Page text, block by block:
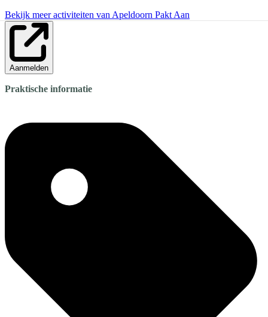
Bekijk meer activiteiten van Apeldoorn Pakt Aan
Aanmelden
Praktische informatie